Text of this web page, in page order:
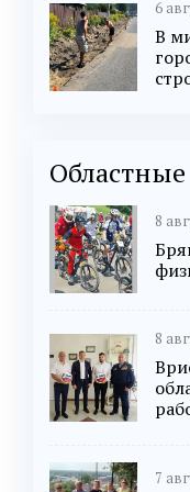
6
В
8
8
7